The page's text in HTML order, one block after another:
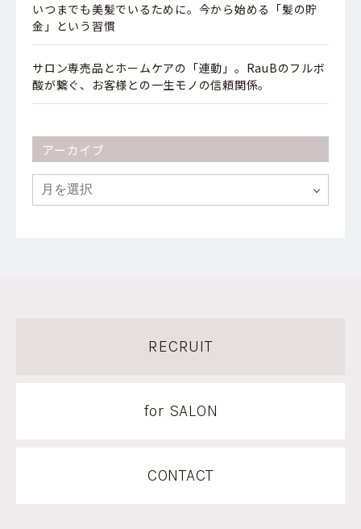
いつまでも美髪でいるために。今から始める「髪の貯
金」という習慣
サロン専売品とホームケアの「連動」。RauBのフルボ
酸が繋ぐ、お客様との一生モノの信頼関係。
アーカイブ
RECRUIT
for SALON
CONTACT